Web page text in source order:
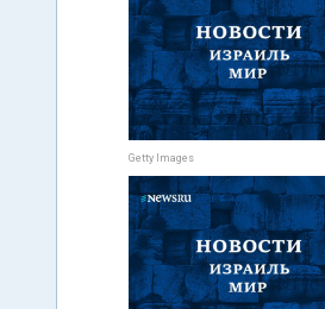
Getty Images